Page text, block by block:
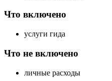
Что включено
услуги гида
Что не включено
личные расходы